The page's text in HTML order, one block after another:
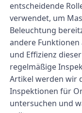
entscheidende
verwendet, um
Beleuchtung
andere
und Effizienz
regelmäßige
Artikel werden wir
Inspektionen für
untersuchen und